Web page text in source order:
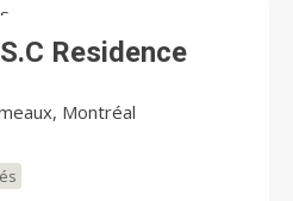
Residence
Montréal